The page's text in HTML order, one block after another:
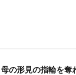
の形見の指輪を奪